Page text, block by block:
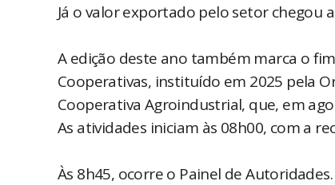
Já o valor exportado pelo setor chegou
A edição deste ano também marca o
Cooperativas, instituído em 2025 pela
Cooperativa Agroindustrial, que, em
As atividades iniciam às 08h00, com a
Às 8h45, ocorre o Painel de